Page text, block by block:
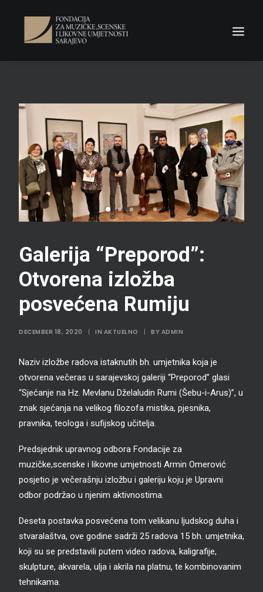
Fondacija
Novosti
Konkursi
Odluke
Kontakt
Search
Galerija “Preporod”:
Otvorena izložba
posvećena Rumiju
DECEMBER 18, 2020 | IN AKTUELNO | BY ADMIN
Naziv izložbe radova istaknutih bh. umjetnika koja je
otvorena večeras u sarajevskoj galeriji “Preporod” glasi
“Sjećanje na Hz. Mevlanu Dželaludin Rumi (Šebu-i-Arus)”, u
znak sjećanja na velikog filozofa mistika, pjesnika,
pravnika, teologa i sufijskog učitelja.
Predsjednik upravnog odbora Fondacije za
muzičke,scenske i likovne umjetnosti Armin Omerović
posjetio je večerašnju izložbu i galeriju koju je Upravni
odbor podržao u njenim aktivnostima.
Deseta postavka posvećena tom velikanu ljudskog duha i
stvaralaštva, ove godine sadrži 25 radova 15 bh. umjetnika,
koji su se predstavili putem video radova, kaligrafije,
skulpture, akvarela, ulja i akrila na platnu, te kombinovanim
tehnikama.